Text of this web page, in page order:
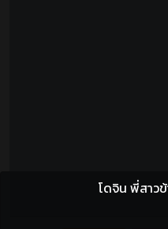
โดจิน พี่สาว